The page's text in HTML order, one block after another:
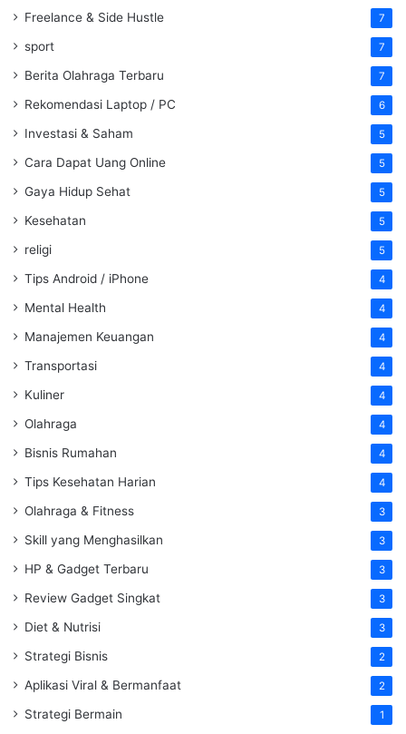
Freelance & Side Hustle 7
sport 7
Berita Olahraga Terbaru 7
Rekomendasi Laptop / PC 6
Investasi & Saham 5
Cara Dapat Uang Online 5
Gaya Hidup Sehat 5
Kesehatan 5
religi 5
Tips Android / iPhone 4
Mental Health 4
Manajemen Keuangan 4
Transportasi 4
Kuliner 4
Olahraga 4
Bisnis Rumahan 4
Tips Kesehatan Harian 4
Olahraga & Fitness 3
Skill yang Menghasilkan 3
HP & Gadget Terbaru 3
Review Gadget Singkat 3
Diet & Nutrisi 3
Strategi Bisnis 2
Aplikasi Viral & Bermanfaat 2
Strategi Bermain 1